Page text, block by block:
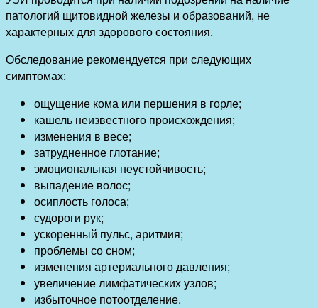
патологий щитовидной железы и образований, не
характерных для здорового состояния.
Обследование рекомендуется при следующих
симптомах:
ощущение кома или першения в горле;
кашель неизвестного происхождения;
изменения в весе;
затрудненное глотание;
эмоциональная неустойчивость;
выпадение волос;
осиплость голоса;
судороги рук;
ускоренный пульс, аритмия;
проблемы со сном;
изменения артериального давления;
увеличение лимфатических узлов;
избыточное потоотделение.